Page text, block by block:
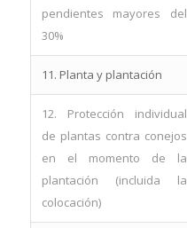
pendientes mayores del
30%
11. Planta y plantación
12. Protección individual
de plantas contra conejos
en el momento de la
plantación (incluida la
colocación)